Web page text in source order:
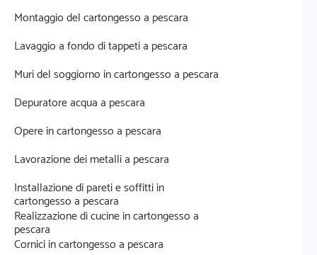
Montaggio del cartongesso a pescara
Lavaggio a fondo di tappeti a pescara
Muri del soggiorno in cartongesso a pescara
Depuratore acqua a pescara
Opere in cartongesso a pescara
Lavorazione dei metalli a pescara
Installazione di pareti e soffitti in
cartongesso a pescara
Realizzazione di cucine in cartongesso a
pescara
Cornici in cartongesso a pescara